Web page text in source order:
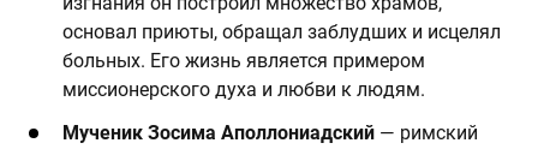
основал приюты, обращал заблудших и исцелял
больных. Его жизнь является примером
миссионерского духа и любви к людям.
Мученик Зосима Аполлониадский — римский